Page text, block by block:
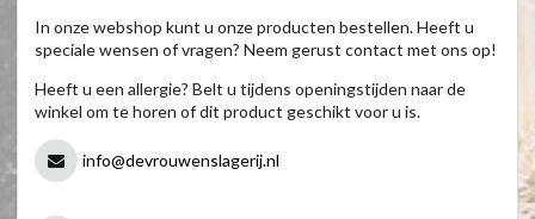
In onze webshop kunt u onze producten bestellen. Heeft u
speciale wensen of vragen? Neem gerust contact met ons op!
Heeft u een allergie? Belt u tijdens openingstijden naar de
winkel om te horen of dit product geschikt voor u is.
info@devrouwenslagerij.nl